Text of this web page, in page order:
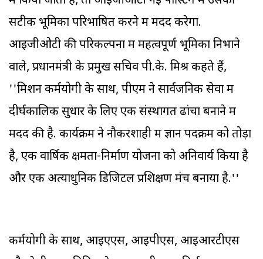
सटीक भूमिका परिभाषित करने में मदद करेगा.
आइजीओटी की परिकल्पना में महत्वपूर्ण भूमिका निभाने
वाले, प्रधानमंत्री के प्रमुख सचिव पी.के. मिश्र कहते हैं,
''मिशन कर्मयोगी के साथ, पीएम ने सार्वजनिक सेवा में
दीर्घकालिक सुधार के लिए एक संस्थागत ढांचा बनाने में
मदद की है. कार्यक्रम ने नौकरशाही में ज्ञान पदक्रम को तोड़ा
है, एक वार्षिक क्षमता-निर्माण योजना को अनिवार्य किया है
और एक अत्याधुनिक डिजिटल प्रशिक्षण मंच बनाया है.''
कर्मयोगी के साथ, आइएएस, आइपीएस, आइआरटीएस